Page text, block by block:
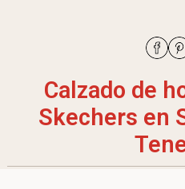
Calzado de
Skechers en